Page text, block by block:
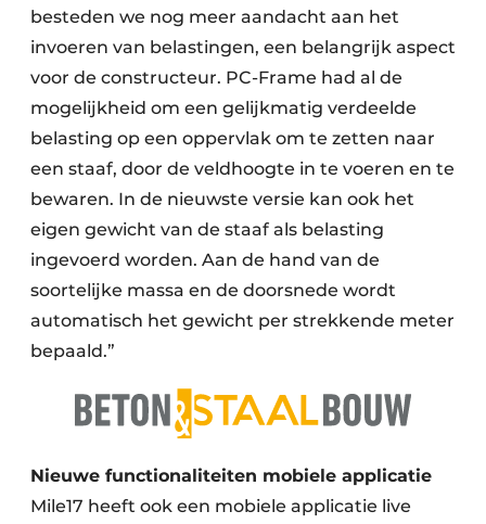
besteden we nog meer aandacht aan het
invoeren van belastingen, een belangrijk aspect
voor de constructeur. PC-Frame had al de
mogelijkheid om een gelijkmatig verdeelde
belasting op een oppervlak om te zetten naar
een staaf, door de veldhoogte in te voeren en te
bewaren. In de nieuwste versie kan ook het
eigen gewicht van de staaf als belasting
ingevoerd worden. Aan de hand van de
soortelijke massa en de doorsnede wordt
automatisch het gewicht per strekkende meter
bepaald.”
Nieuwe functionaliteiten mobiele applicatie
Mile17 heeft ook een mobiele applicatie live